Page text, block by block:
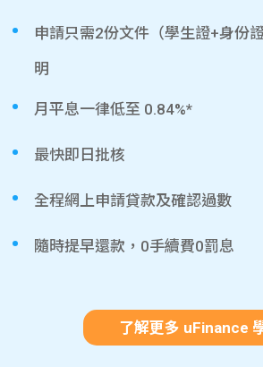
申請只需2份文件（學生證+身份
明
月平息一律低至 0.84%*
最快即日批核
全程網上申請貸款及確認過數
隨時提早還款，0手續費0罰息
了解更多 uFinance